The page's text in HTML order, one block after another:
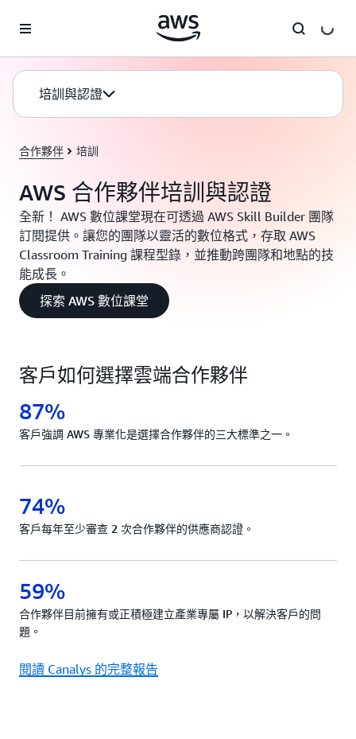
培訓與認證
合作夥伴 培訓
AWS 合作夥伴培訓與認證
全新！ AWS 數位課堂現在可透過 AWS Skill Builder 團隊
訂閱提供。讓您的團隊以靈活的數位格式，存取 AWS
Classroom Training 課程型錄，並推動跨團隊和地點的技
能成長。
探索 AWS 數位課堂
客戶如何選擇雲端合作夥伴
87%
客戶強調 AWS 專業化是選擇合作夥伴的三大標準之一。
74%
客戶每年至少審查 2 次合作夥伴的供應商認證。
59%
合作夥伴目前擁有或正積極建立產業專屬 IP，以解決客戶的問
題。
閱讀 Canalys 的完整報告